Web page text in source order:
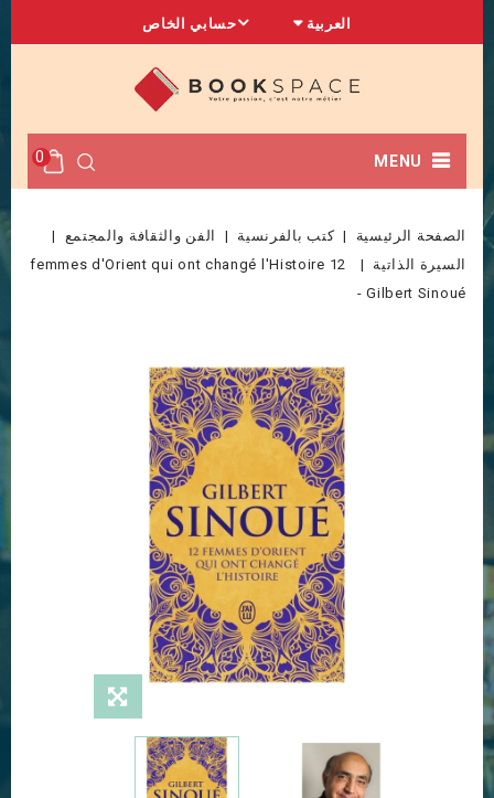
العربية حسابي الخاص
0 MENU
الصفحة الرئيسية كتب بالفرنسية
الفن والثقافة والمجتمع
السيرة الذاتية
12 femmes d'Orient qui ont changé l'Histoire
- Gilbert Sinoué